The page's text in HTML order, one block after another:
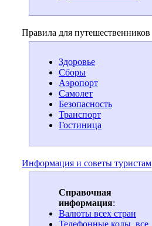
Правила для путешественников
Здоровье
Сборы
Аэропорт
Самолет
Безопасность
Транспорт
Гостиница
Информация и советы туристам
Справочная
информация:
Валюты всех стран
Телефонные коды, все